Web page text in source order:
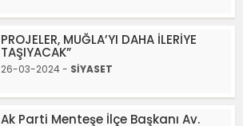
PROJELER, MUĞLA’YI DAHA İLERİYE
TAŞIYACAK”
26-03-2024 - SİYASET
Ak Parti Menteşe İlçe Başkanı Av.